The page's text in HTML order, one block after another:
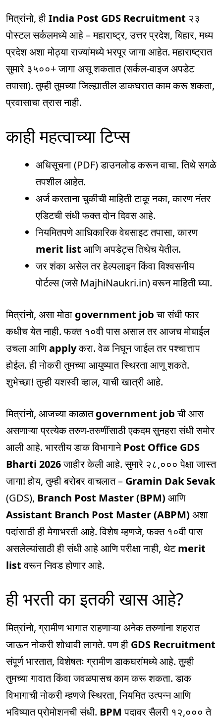
मित्रांनो, हीIndia Post GDS Recruitment २३
पोस्टल सर्कलमध्ये आहे – महाराष्ट्र, उत्तर प्रदेश, बिहार, मध्य
प्रदेश अशा मोठ्या राज्यांमध्ये भरपूर जागा आहेत. महाराष्ट्रात
सुमारे ३५००+ जागा असू शकतात (सर्कल-वाइज अपडेट
तपासा). तुम्ही तुमच्या जिल्ह्यातील डाकघरात काम करू शकता,
प्रवासाचा त्रास नाही.
काही महत्वाच्या टिप्स
अधिसूचना (PDF) डाउनलोड करून वाचा. तिथे सगळे
तपशील आहेत.
अर्ज करताना चुकीची माहिती टाकू नका, कारण नंतर
एडिटची संधी फक्त दोन दिवस आहे.
नियमितपणे आधिकारिक वेबसाइट तपासा, कारण
merit list आणि अपडेट्स तिथेच येतील.
जर शंका असेल तर हेल्पलाइन किंवा विश्वसनीय
पोर्टल्स (जसे MajhiNaukri.in) वरून माहिती घ्या.
मित्रांनो, असा मोठा government jobचा संधी फार
कधीच येत नाही. फक्त १०वी पास असाल तर आजच मोबाईल
उचला आणिapplyकरा. वेळ निघून जाईल तर पश्चात्ताप
होईल. ही नोकरी तुमच्या आयुष्यात स्थिरता आणू शकते.
शुभेच्छा! तुम्ही यशस्वी व्हाल, याची खात्री आहे.
मित्रांनो, आजच्या काळातgovernment jobची आस
असणाऱ्या प्रत्येक तरुण-तरुणींसाठी एकदम सुनहरा संधी समोर
आली आहे. भारतीय डाक विभागानेPost Office GDS
Bharti 2026जाहीर केली आहे. सुमारे २८,००० पेक्षा जास्त
जागा! होय, तुम्ही बरोबर वाचलात – Gramin Dak Sevak
(GDS), Branch Post Master (BPM) आणि
Assistant Branch Post Master (ABPM) अशा
पदांसाठी ही मेगाभरती आहे. विशेष म्हणजे, फक्त १०वी पास
असलेल्यांसाठी ही संधी आहे आणि परीक्षा नाही, थेटmerit
listवरून निवड होणार आहे.
ही भरती का इतकी खास आहे?
मित्रांनो, ग्रामीण भागात राहणाऱ्या अनेक तरुणांना शहरात
जाऊन नोकरी शोधावी लागते. पण ही GDS Recruitment
संपूर्ण भारतात, विशेषतः ग्रामीण डाकघरांमध्ये आहे. तुम्ही
तुमच्या गावात किंवा जवळपासच काम करू शकता. डाक
विभागाची नोकरी म्हणजे स्थिरता, नियमित उत्पन्न आणि
भविष्यात प्रोमोशनची संधी. BPM पदावर सैलरी १२,००० ते